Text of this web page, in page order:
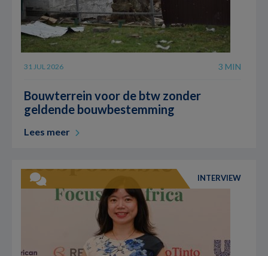
31 JUL 2026 3 MIN
Bouwterrein voor de btw zonder
geldende bouwbestemming
Lees meer
INTERVIEW